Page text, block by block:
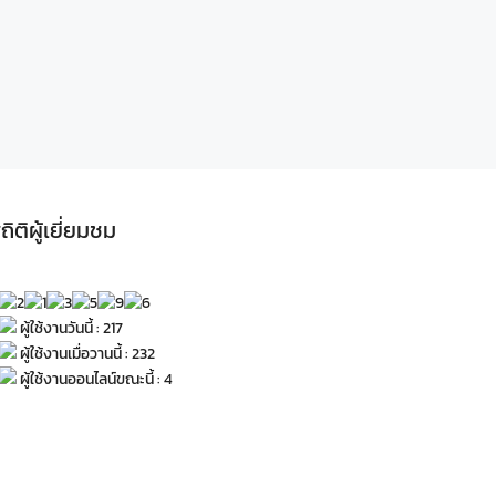
ติผู้เยี่ยมชม
ผู้ใช้งานวันนี้ : 217
ผู้ใช้งานเมื่อวานนี้ : 232
ผู้ใช้งานออนไลน์ขณะนี้ : 4